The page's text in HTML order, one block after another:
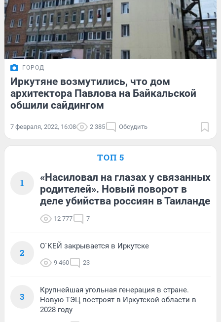
ГОРОД
Иркутяне возмутились, что дом
архитектора Павлова на Байкальской
обшили сайдингом
7 февраля, 2022, 16:08 2 385 Обсудить
ТОП 5
1
«Насиловал на глазах у связанных
родителей». Новый поворот в
деле убийства россиян в Таиланде
12 777 7
2
О`КЕЙ закрывается в Иркутске
9 460 23
3
Крупнейшая угольная генерация в стране.
Новую ТЭЦ построят в Иркутской области в
2028 году